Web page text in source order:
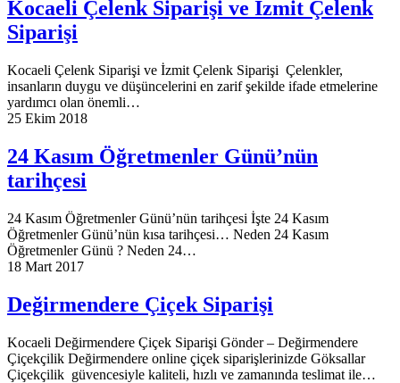
Kocaeli Çelenk Siparişi ve İzmit Çelenk
Siparişi
Kocaeli Çelenk Siparişi ve İzmit Çelenk Siparişi Çelenkler,
insanların duygu ve düşüncelerini en zarif şekilde ifade etmelerine
yardımcı olan önemli…
25 Ekim 2018
24 Kasım Öğretmenler Günü’nün
tarihçesi
24 Kasım Öğretmenler Günü’nün tarihçesi İşte 24 Kasım
Öğretmenler Günü’nün kısa tarihçesi… Neden 24 Kasım
Öğretmenler Günü ? Neden 24…
18 Mart 2017
Değirmendere Çiçek Siparişi
Kocaeli Değirmendere Çiçek Siparişi Gönder – Değirmendere
Çiçekçilik Değirmendere online çiçek siparişlerinizde Göksallar
Çiçekçilik güvencesiyle kaliteli, hızlı ve zamanında teslimat ile…